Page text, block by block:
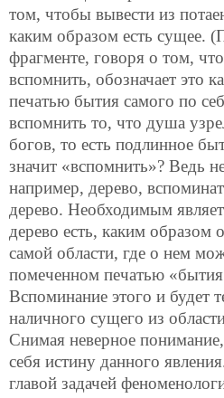
том, чтобы вывести из
каким образом есть сущее.
фрагменте, говоря о том,
вспомнить, обозначает это
печатью бытия самого по
вспомнить то, что душа
богов, то есть подлинное
значит «вспомнить»? Ведь
например, дерево,
дерево. Необходимым
дерево есть, каким образом
самой области, где о нем
помеченном печатью
Вспоминание этого и будет
наличного сущего из
Снимая неверное
себя истину данного
главой задачей